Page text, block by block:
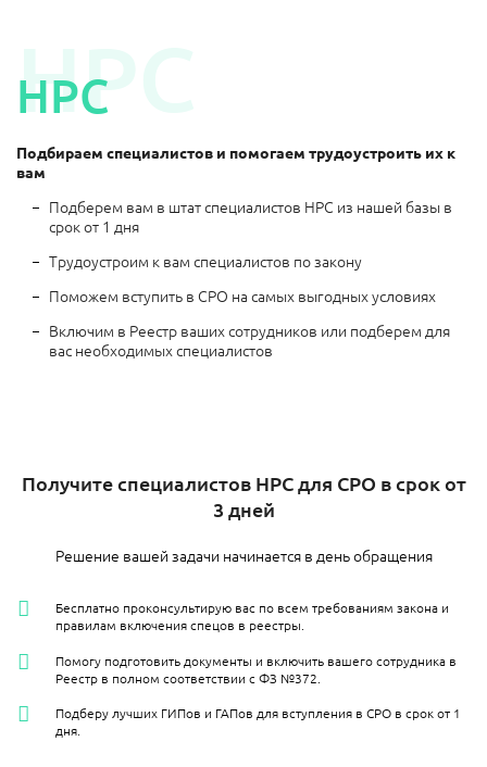
НРС
НРС
Подбираем специалистов и помогаем трудоустроить их к
вам
Подберем вам в штат специалистов НРС из нашей базы в
срок от 1 дня
Трудоустроим к вам специалистов по закону
Поможем вступить в СРО на самых выгодных условиях
Включим в Реестр ваших сотрудников или подберем для
вас необходимых специалистов
Получите специалистов НРС для СРО в срок от
3 дней
Решение вашей задачи начинается в день обращения
Бесплатно проконсультирую вас по всем требованиям закона и
правилам включения спецов в реестры.
Помогу подготовить документы и включить вашего сотрудника в
Реестр в полном соответствии с ФЗ №372.
Подберу лучших ГИПов и ГАПов для вступления в СРО в срок от 1
дня.